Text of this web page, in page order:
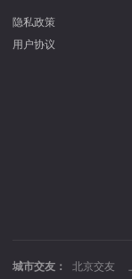
隐私政策
用户协议
城市交友： 北京交友